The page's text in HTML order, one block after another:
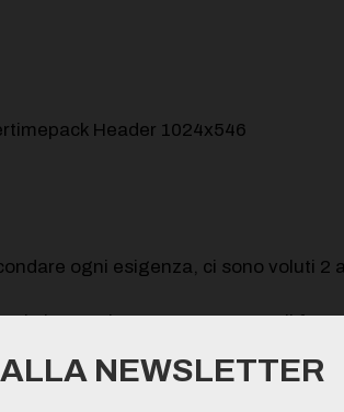
ogni esigenza, ci sono voluti
innovativa e sopratutto con il
NEWSLETTER